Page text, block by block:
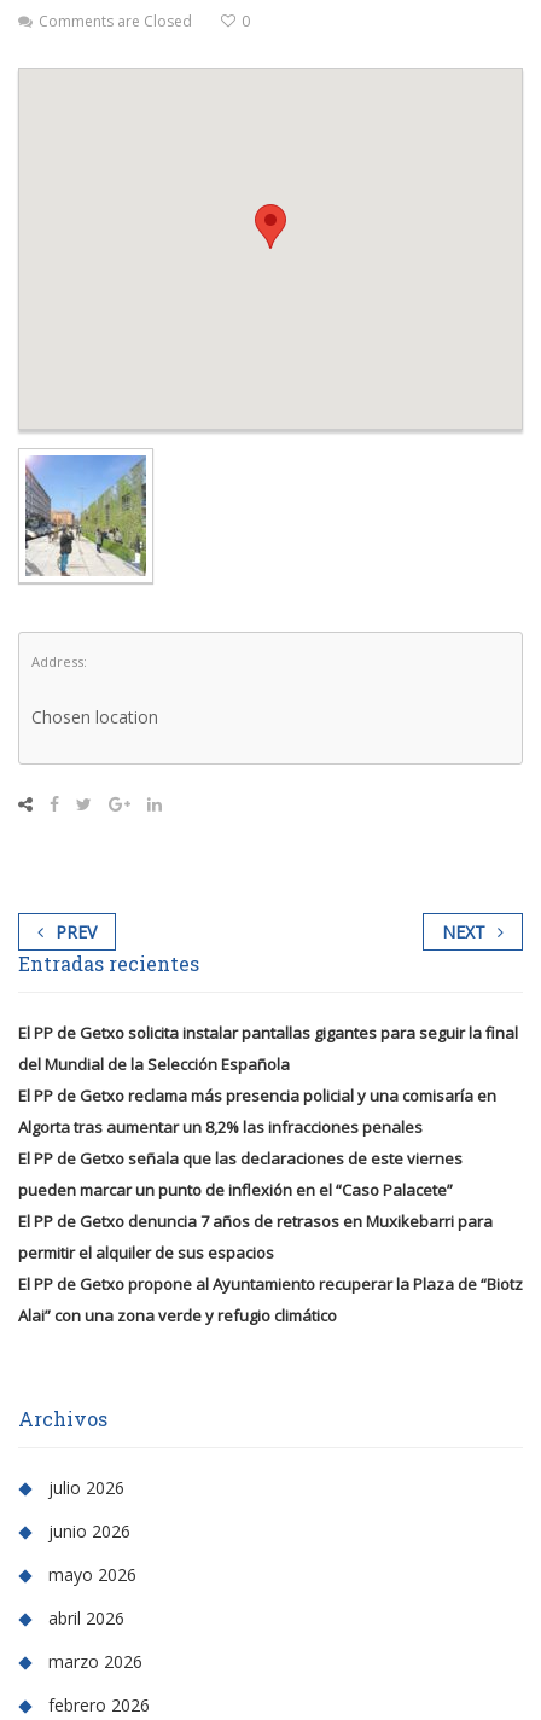
Comments are Closed
0
Address:
Chosen location
PREV NEXT
Entradas recientes
El PP de Getxo solicita instalar pantallas gigantes para seguir la final
del Mundial de la Selección Española
El PP de Getxo reclama más presencia policial y una comisaría en
Algorta tras aumentar un 8,2% las infracciones penales
El PP de Getxo señala que las declaraciones de este viernes
pueden marcar un punto de inflexión en el “Caso Palacete”
El PP de Getxo denuncia 7 años de retrasos en Muxikebarri para
permitir el alquiler de sus espacios
El PP de Getxo propone al Ayuntamiento recuperar la Plaza de “Biotz
Alai” con una zona verde y refugio climático
Archivos
julio 2026
junio 2026
mayo 2026
abril 2026
marzo 2026
febrero 2026